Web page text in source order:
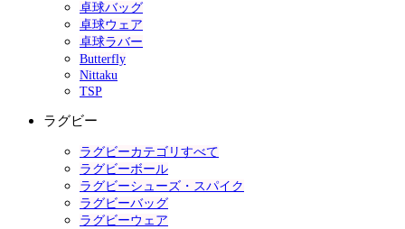
卓球バッグ
卓球ウェア
卓球ラバー
Butterfly
Nittaku
TSP
ラグビー
ラグビーカテゴリすべて
ラグビーボール
ラグビーシューズ・スパイク
ラグビーバッグ
ラグビーウェア